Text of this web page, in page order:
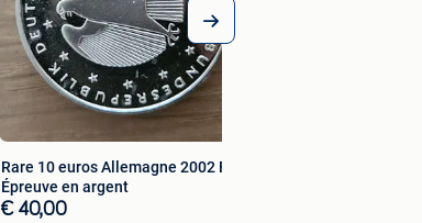
Rare 10 euros Allemagne 2002 F —
Épreuve en argent
€ 40,00